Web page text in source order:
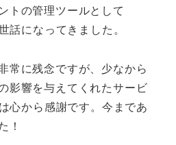
トの管理ツールとして
話になってきました。
常に残念ですが、少なから
影響を与えてくれたサービ
心から感謝です。今まであ
！